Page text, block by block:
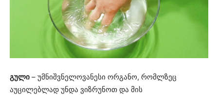
გული – უმნიშვნელოვანესი ორგანო, რომლზეც
აუცილებლად უნდა ვიზრუნოთ და მის